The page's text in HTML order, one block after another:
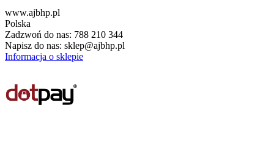
www.ajbhp.pl
Polska
Zadzwoń do nas: 788 210 344
Napisz do nas: sklep@ajbhp.pl
Informacja o sklepie